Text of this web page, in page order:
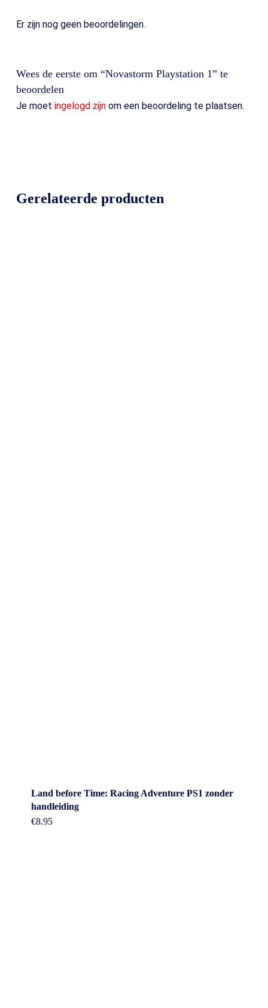
Er zijn nog geen beoordelingen.
Wees de eerste om “Novastorm Playstation 1” te
beoordelen
Je moet ingelogd zijnom een beoordeling te plaatsen.
Gerelateerde producten
Land before Time: Racing Adventure PS1 zonder
handleiding
€8.95